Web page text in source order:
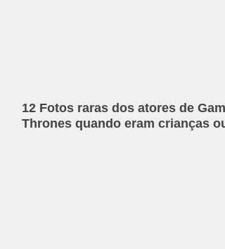
12 Fotos raras dos atores de
Thrones quando eram crianças